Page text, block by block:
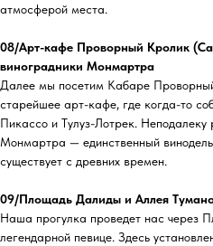
атмосферой места.
08/Арт-кафе Проворный Кролик
виноградники Монмартра
Далее мы посетим Кабаре
старейшее арт-кафе, где когда-то
Пикассо и Тулуз-Лотрек.
Монмартра — единственный
существует с древних времен.
09/Площадь Далиды и Аллея
Наша прогулка проведет нас через
легендарной певице. Здесь